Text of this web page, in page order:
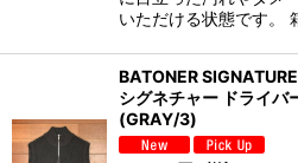
いただける状態です。
BATONER
シグネチャー ドライバ
(GRAY/3)